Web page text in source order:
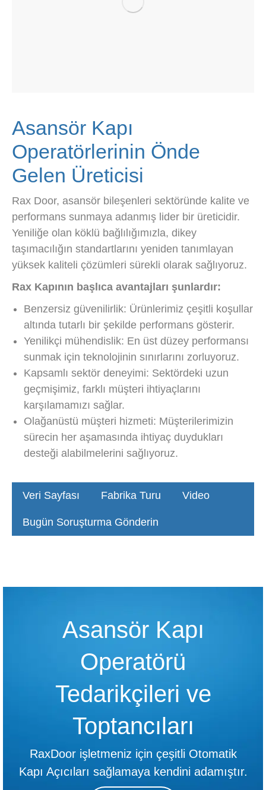
Asansör Kapı
Operatörlerinin Önde
Gelen Üreticisi
Rax Door, asansör bileşenleri sektöründe kalite ve
performans sunmaya adanmış lider bir üreticidir.
Yeniliğe olan köklü bağlılığımızla, dikey
taşımacılığın standartlarını yeniden tanımlayan
yüksek kaliteli çözümleri sürekli olarak sağlıyoruz.
Rax Kapının başlıca avantajları şunlardır:
Benzersiz güvenilirlik: Ürünlerimiz çeşitli koşullar
altında tutarlı bir şekilde performans gösterir.
Yenilikçi mühendislik: En üst düzey performansı
sunmak için teknolojinin sınırlarını zorluyoruz.
Kapsamlı sektör deneyimi: Sektördeki uzun
geçmişimiz, farklı müşteri ihtiyaçlarını
karşılamamızı sağlar.
Olağanüstü müşteri hizmeti: Müşterilerimizin
sürecin her aşamasında ihtiyaç duydukları
desteği alabilmelerini sağlıyoruz.
Veri Sayfası Fabrika Turu Video
Bugün Soruşturma Gönderin
Asansör Kapı
Operatörü
Tedarikçileri ve
Toptancıları
RaxDoor işletmeniz için çeşitli Otomatik
Kapı Açıcıları sağlamaya kendini adamıştır.